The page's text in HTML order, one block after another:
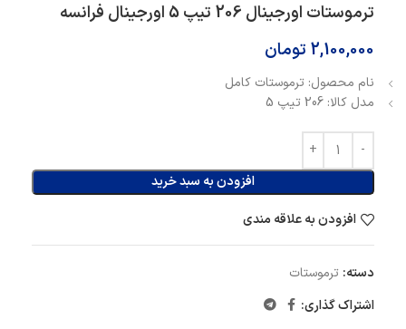
ترموستات اورجینال 206 تیپ 5 اورجینال فرانسه
2,100,000 تومان
نام محصول: ترموستات کامل
مدل کالا: 206 تیپ 5
افزودن به سبد خرید
افزودن به علاقه مندی
دسته: ترموستات
اشتراک گذاری: